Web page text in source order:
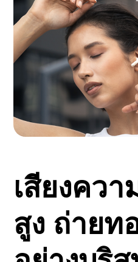
เสียงควา
สูง ถ่าย